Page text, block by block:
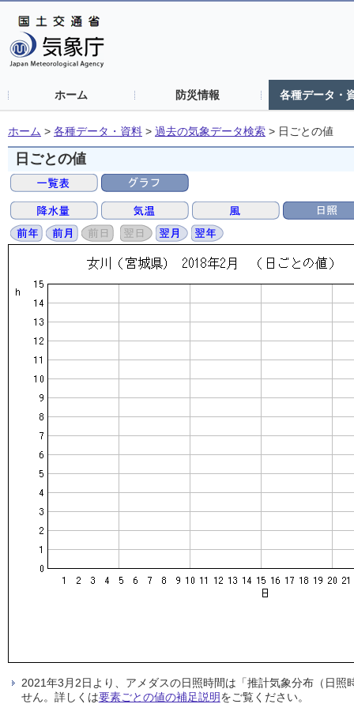
ホーム 防災情報 各種データ・
ホーム > 各種データ・資料 > 過去の気象データ検索 > 日ごとの値
日ごとの値
2021年3月2日より、アメダスの日照時間は「推計気象分布（日
せん。詳しくは要素ごとの値の補足説明をご覧ください。